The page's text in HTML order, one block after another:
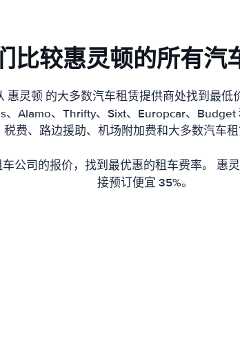
比较惠灵顿的所有汽
惠灵顿 的大多数汽车租赁提供商处找到最低
、Alamo、Thrifty、Sixt、Europcar、
费、路边援助、机场附加费和大多数汽车租
公司的报价，找到最优惠的租车费率。 惠
接预订便宜 35%。